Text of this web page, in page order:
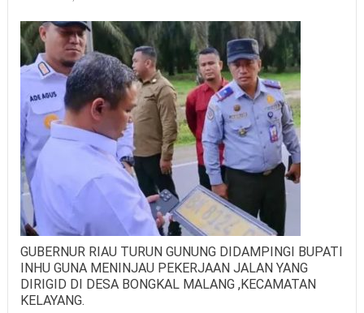
GUBERNUR RIAU TURUN GUNUNG DIDAMPINGI BUPATI
INHU GUNA MENINJAU PEKERJAAN JALAN YANG
DIRIGID DI DESA BONGKAL MALANG ,KECAMATAN
KELAYANG.